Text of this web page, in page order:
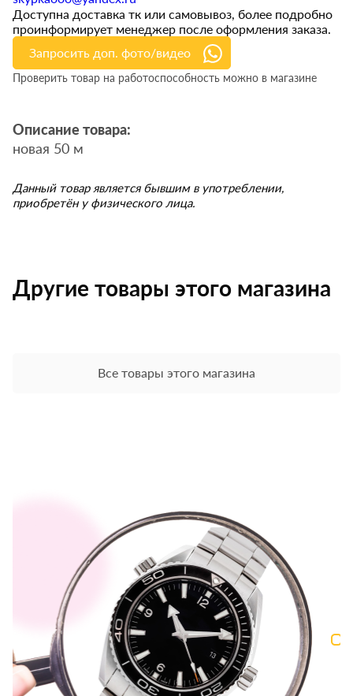
Доступна доставка тк или самовывоз, более подробно
проинформирует менеджер после оформления заказа.
Запросить доп. фото/видео
Проверить товар на работоспособность можно в магазине
Описание товара:
новая 50 м
Данный товар является бывшим в употреблении,
приобретён у физического лица.
Другие товары этого магазина
Все товары этого магазина